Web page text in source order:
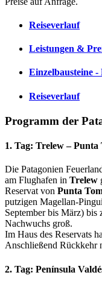
Reiseverlauf
Leistungen &
Einzelbausteine -
Reiseverlauf
Programm der
1. Tag: Trelew –
Die Patagonien
am Flughafen in Trelew
Reservat von Punta
putzigen Magellan-
September bis März)
Nachwuchs groß.
Im Haus des Reservats
Anschließend Rückkehr
2. Tag: Península